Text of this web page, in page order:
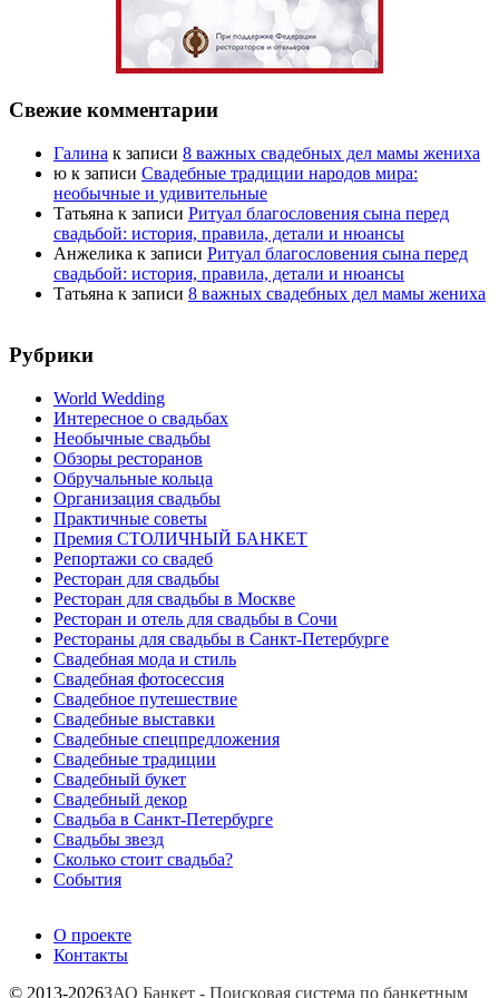
Свежие комментарии
Галина к записи 8 важных свадебных дел мамы жениха
ю к записи Свадебные традиции народов мира:
необычные и удивительные
Татьяна к записи Ритуал благословения сына перед
свадьбой: история, правила, детали и нюансы
Анжелика к записи Ритуал благословения сына перед
свадьбой: история, правила, детали и нюансы
Татьяна к записи 8 важных свадебных дел мамы жениха
Рубрики
World Wedding
Интересное о свадьбах
Необычные свадьбы
Обзоры ресторанов
Обручальные кольца
Организация свадьбы
Практичные советы
Премия СТОЛИЧНЫЙ БАНКЕТ
Репортажи со свадеб
Ресторан для свадьбы
Ресторан для свадьбы в Москве
Ресторан и отель для свадьбы в Сочи
Рестораны для свадьбы в Санкт-Петербурге
Свадебная мода и стиль
Свадебная фотосессия
Свадебное путешествие
Свадебные выставки
Свадебные спецпредложения
Свадебные традиции
Свадебный букет
Свадебный декор
Свадьба в Санкт-Петербурге
Свадьбы звезд
Сколько стоит свадьба?
События
О проекте
Контакты
© 2013-2026ЗАО Банкет - Поисковая система по банкетным